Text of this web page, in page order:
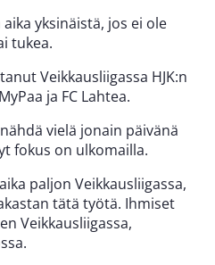
yksinäistä, jos ei ole
tukea.
Veikkausliigassa HJK:n
ja FC Lahtea.
vielä jonain päivänä
fokus on ulkomailla.
paljon Veikkausliigassa,
tätä työtä. Ihmiset
Veikkausliigassa,